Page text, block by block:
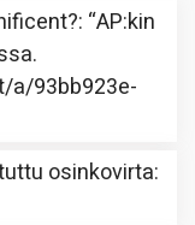
: “AP:kin
a/93bb923e-
osinkovirta: